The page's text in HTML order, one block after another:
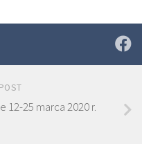
12-25 marca 2020 r.